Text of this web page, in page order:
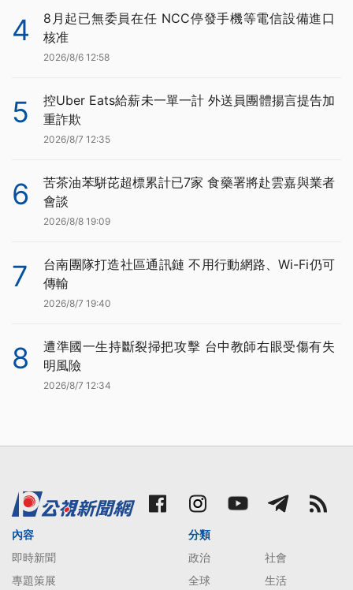
4
8月起已無委員在任 NCC停發手機等電信設備進口
核准
2026/8/6 12:58
5
控Uber Eats給薪未一單一計 外送員團體揚言提告加
重詐欺
2026/8/7 12:35
6
苦茶油苯駢芘超標累計已7家 食藥署將赴雲嘉與業者
會談
2026/8/8 19:09
7
台南團隊打造社區通訊鏈 不用行動網路、Wi-Fi仍可
傳輸
2026/8/7 19:40
8
遭準國一生持斷裂掃把攻擊 台中教師右眼受傷有失
明風險
2026/8/7 12:34
內容
即時新聞
專題策展
分類
政治
社會
全球
生活